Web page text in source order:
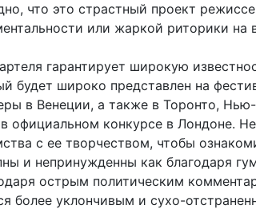
что это страстный проект
или жаркой риторики на
гарантирует широкую
будет широко представлен на
в Венеции, а также в Торонто,
официальном конкурсе в Лондоне.
с ее творчеством, чтобы
и непринужденны как благодаря
острым политическим
более уклончивым и сухо-